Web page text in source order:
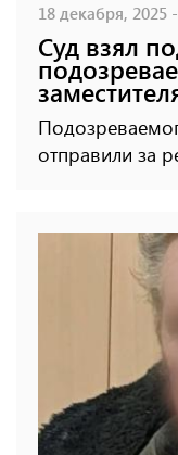
18 декабря, 2025
Суд взял
отправили за